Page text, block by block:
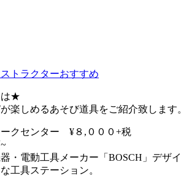
トラクターおすすめ
は★
楽しめるあそび道具をご紹介致します。
クセンター ¥８,０００+税
・電動工具メーカー「BOSCH」デザイ
工具ステーション。